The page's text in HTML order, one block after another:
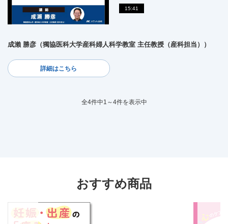
15:41
成瀨 勝彦（獨協医科大学産科婦人科学教室 主任教授（産科担当））
詳細はこちら
全4件中1～4件を表示中
おすすめ商品